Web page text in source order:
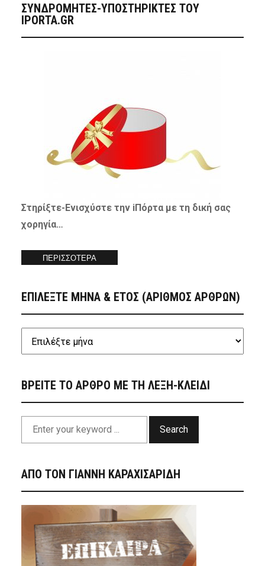
ΣΥΝΔΡΟΜΗΤΈΣ-ΥΠΟΣΤΗΡΙΚΤΈΣ ΤΟΥ
IPORTA.GR
Στηρίξτε-Ενισχύστετην iΠόρτα με τη δική σας
χορηγία…
ΠΕΡΙΣΣΟΤΕΡΑ
ΕΠΙΛΕΞΤΕ ΜΗΝΑ & ΕΤΟΣ (ΑΡΙΘΜΟΣ ΑΡΘΡΩΝ)
ΒΡΕΙΤΕ ΤΟ ΑΡΘΡΟ ΜΕ ΤΗ ΛΕΞΗ-ΚΛΕΙΔΙ
Search
ΑΠΟ ΤΟΝ ΓΙΑΝΝΗ ΚΑΡΑΧΙΣΑΡΙΔΗ